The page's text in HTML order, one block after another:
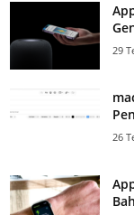
29
26